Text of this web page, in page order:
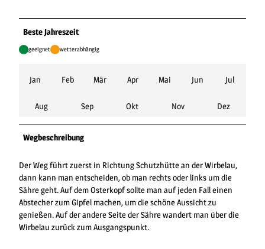
Beste Jahreszeit
geeignet wetterabhängig
Jan Feb Mär Apr Mai Jun Jul
Aug Sep Okt Nov Dez
Wegbeschreibung
Der Weg führt zuerst in Richtung Schutzhütte an der Wirbelau,
dann kann man entscheiden, ob man rechts oder links um die
Sähre geht. Auf dem Osterkopf sollte man auf jeden Fall einen
Abstecher zum Gipfel machen, um die schöne Aussicht zu
genießen. Auf der andere Seite der Sähre wandert man über die
Wirbelau zurück zum Ausgangspunkt.